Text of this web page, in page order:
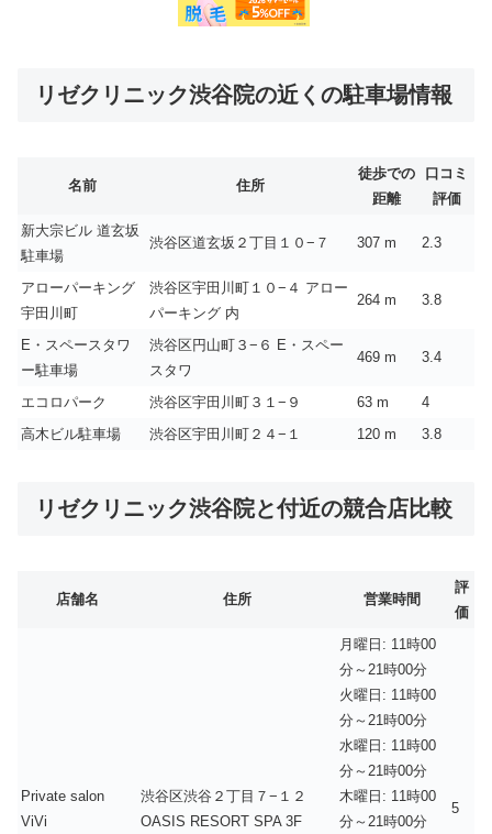
リゼクリニック渋谷院の近くの駐車場情報
名前 住所
徒歩での
距離
口コミ
評価
新大宗ビル 道玄坂
駐車場
渋谷区道玄坂２丁目１０−７ 307 m 2.3
アローパーキング
宇田川町
渋谷区宇田川町１０−４ アロー
パーキング 内
264 m 3.8
E・スペースタワ
ー駐車場
渋谷区円山町３−６ E・スペー
スタワ
469 m 3.4
エコロパーク 渋谷区宇田川町３１−９ 63 m
4
高木ビル駐車場
渋谷区宇田川町２４−１ 120 m 3.8
リゼクリニック渋谷院と付近の競合店比較
店舗名 住所 営業時間
評
価
Private salon
ViVi
渋谷区渋谷２丁目７−１２
OASIS RESORT SPA 3F
月曜日: 11時00
分～21時00分
火曜日: 11時00
分～21時00分
水曜日: 11時00
分～21時00分
木曜日: 11時00
分～21時00分
5